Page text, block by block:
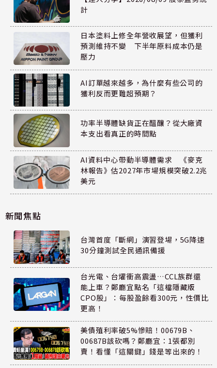
計
日本塗料上修全年營收展望，但獲利
預測維持不變 下半年原料成本仍是
壓力
AI訂單越來越多，為什麼有些公司的
獲利反而更難超預期？
功率半導體缺貨正在醞釀？從大廠資
本支出看真正的時間點
AI資料中心帶動半導體需求 《麥克
林報告》估2027年市場規模突破2.2兆
美元
新聞焦點
台灣首度「斷網」演習登場，5G降速
30分鐘測試全民通訊備援
台光電、台燿衝高震盪…CCL族群還
能上車？鄭廳宜點名「這檔隱藏版
CPO股」：每股盈餘看300元，性價比
更高！
美債殖利率破5%慘賠！00679B、
00687B該砍嗎？鄭廳宜：1張都別
賣！看懂「這關鍵」錢是等出來的！